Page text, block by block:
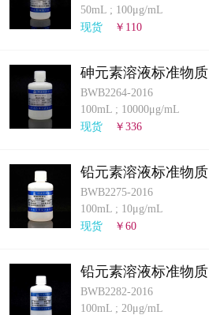
50mL ; 100μg/mL
现货
￥110
砷元素溶液标准物质
BWB2264-2016
100mL ; 10000μg/mL
现货
￥336
铅元素溶液标准物质
BWB2275-2016
100mL ; 10μg/mL
现货
￥60
铅元素溶液标准物质
BWB2282-2016
100mL ; 20μg/mL
会员中心
联系我们
返回主页